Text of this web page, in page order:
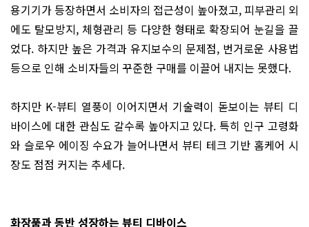
용기기가 등장하면서 소비자의 접근성이 높아졌고, 피부관리 외
에도 탈모방지, 체형관리 등 다양한 형태로 확장되어 눈길을 끌
었다. 하지만 높은 가격과 유지보수의 문제점, 번거로운 사용법
등으로 인해 소비자들의 꾸준한 구매를 이끌어 내지는 못했다.
하지만 K-뷰티 열풍이 이어지면서 기술력이 돋보이는 뷰티 디
바이스에 대한 관심도 갈수록 높아지고 있다. 특히 인구 고령화
와 슬로우 에이징 수요가 늘어나면서 뷰티 테크 기반 홈케어 시
장도 점점 커지는 추세다.
화장품과 동반 성장하는 뷰티 디바이스